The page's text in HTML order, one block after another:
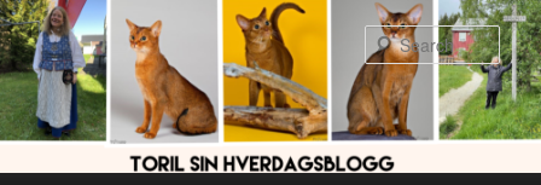
Skip
to
primary
content
Skip
to
secondary
content